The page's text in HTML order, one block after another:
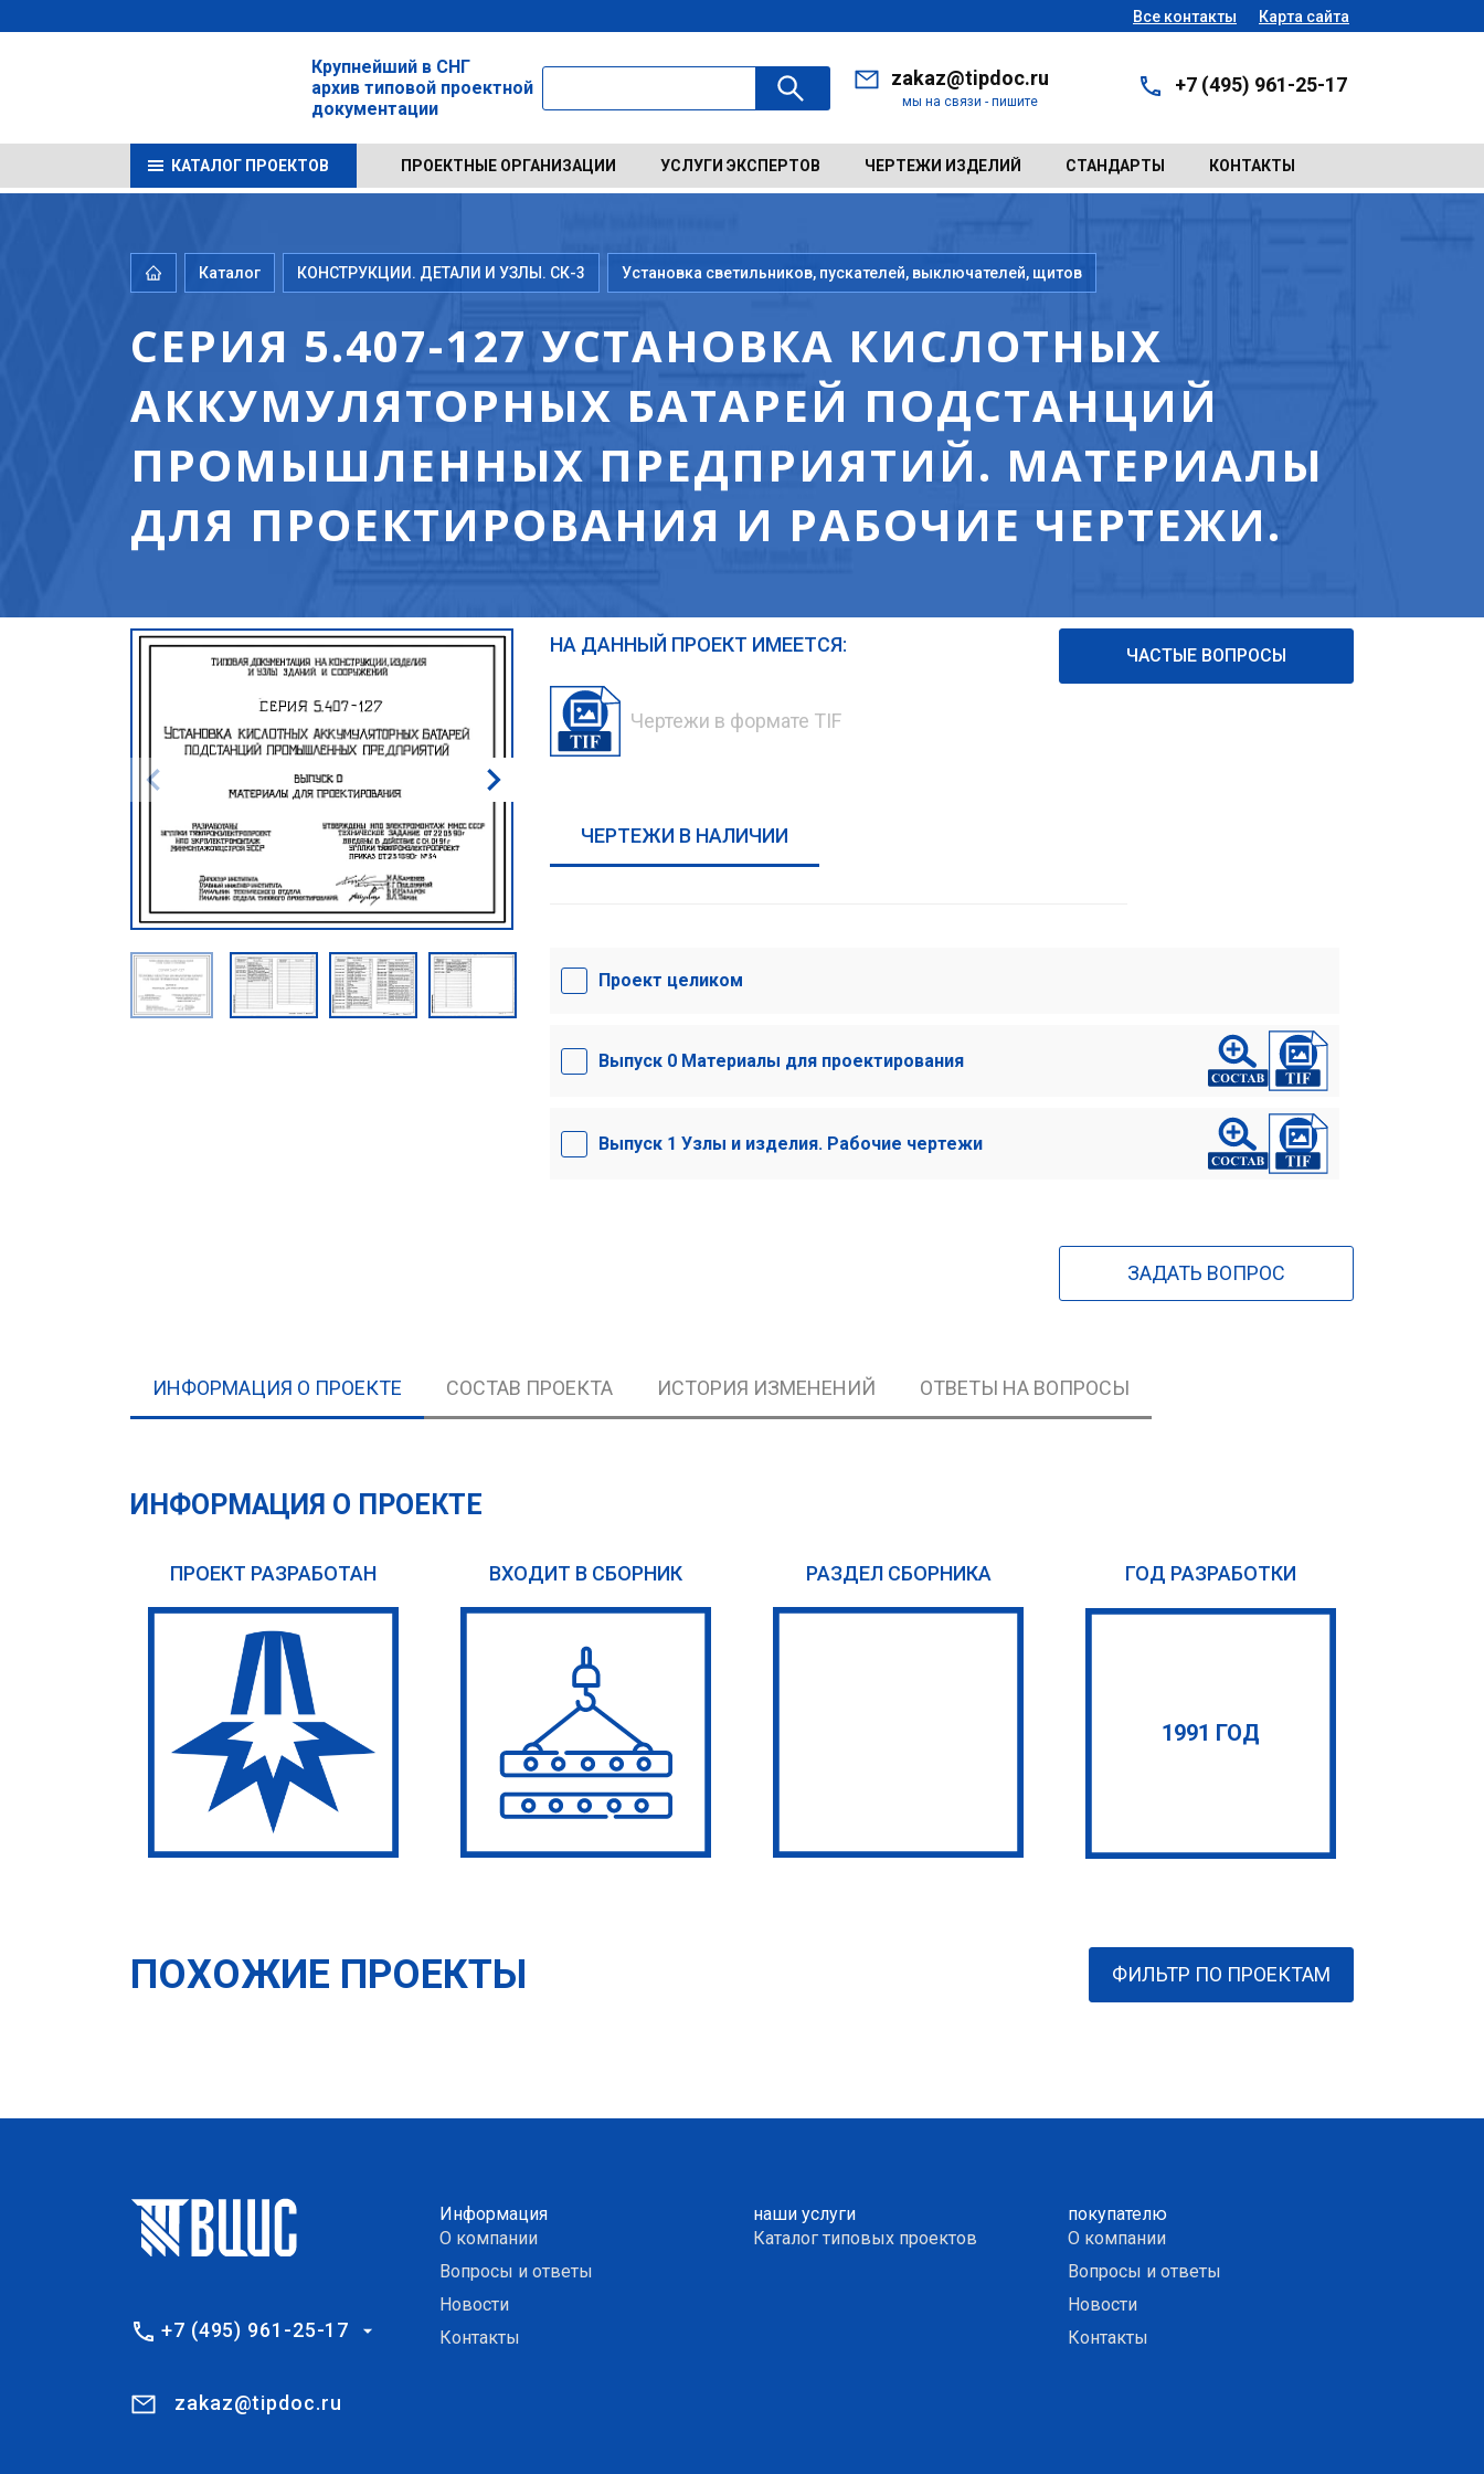
Все контакты Карта сайта
Крупнейший в СНГ
архив типовой проектной
документации
zakaz@tipdoc.ru
мы на связи - пишите
+7 (495) 961-25-17
КАТАЛОГ ПРОЕКТОВ ПРОЕКТНЫЕ ОРГАНИЗАЦИИ УСЛУГИ ЭКСПЕРТОВ ЧЕРТЕЖИ ИЗДЕЛИЙ СТАНДАРТЫ КОНТАКТЫ
Каталог КОНСТРУКЦИИ. ДЕТАЛИ И УЗЛЫ. СК-3 Установка светильников, пускателей, выключателей, щитов
СЕРИЯ 5.407-127 УСТАНОВКА КИСЛОТНЫХ
АККУМУЛЯТОРНЫХ БАТАРЕЙ ПОДСТАНЦИЙ
ПРОМЫШЛЕННЫХ ПРЕДПРИЯТИЙ. МАТЕРИАЛЫ
ДЛЯ ПРОЕКТИРОВАНИЯ И РАБОЧИЕ ЧЕРТЕЖИ.
НА ДАННЫЙ ПРОЕКТ ИМЕЕТСЯ:
Чертежи в формате TIF
ЧАСТЫЕ ВОПРОСЫ
ЧЕРТЕЖИ В НАЛИЧИИ
Проект целиком
Выпуск 0 Материалы для проектирования
Выпуск 1 Узлы и изделия. Рабочие чертежи
ЗАДАТЬ ВОПРОС
ИНФОРМАЦИЯ О ПРОЕКТЕ СОСТАВ ПРОЕКТА ИСТОРИЯ ИЗМЕНЕНИЙ ОТВЕТЫ НА ВОПРОСЫ
ИНФОРМАЦИЯ О ПРОЕКТЕ
ПРОЕКТ РАЗРАБОТАН ВХОДИТ В СБОРНИК РАЗДЕЛ СБОРНИКА ГОД РАЗРАБОТКИ
1991 ГОД
ПОХОЖИЕ ПРОЕКТЫ ФИЛЬТР ПО ПРОЕКТАМ
+7 (495) 961-25-17
zakaz@tipdoc.ru
Информация
О компании
Вопросы и ответы
Новости
Контакты
наши услуги
Каталог типовых проектов
покупателю
О компании
Вопросы и ответы
Новости
Контакты